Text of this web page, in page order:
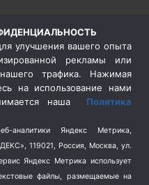
улучшения вашего опыта
рекламы или
трафика. Нажимая
на использование нами
наша Политика
аналитики Яндекс Метрика,
119021, Россия, Москва, ул.
Яндекс Метрика использует
файлы, размещаемые на